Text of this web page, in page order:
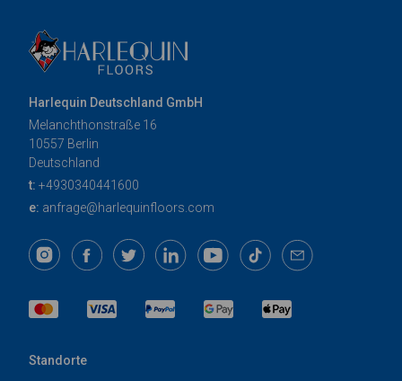
Harlequin Deutschland GmbH
Melanchthonstraße 16
10557 Berlin
Deutschland
t: +4930340441600
e: anfrage@harlequinfloors.com
Standorte